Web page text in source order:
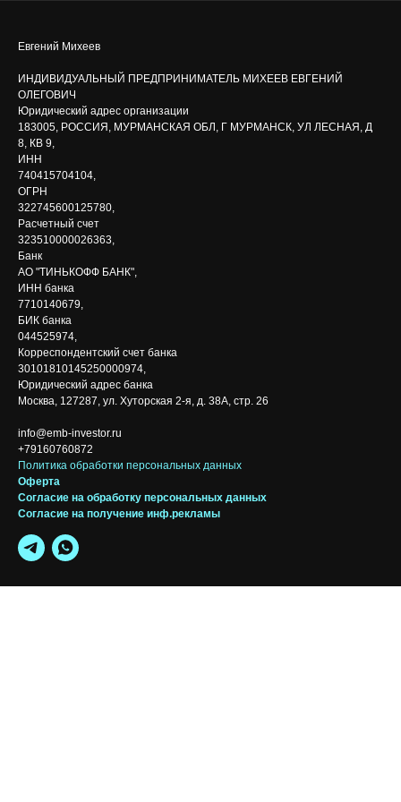
Евгений Михеев
ИНДИВИДУАЛЬНЫЙ ПРЕДПРИНИМАТЕЛЬ МИХЕЕВ ЕВГЕНИЙ
ОЛЕГОВИЧ
Юридический адрес организации
183005, РОССИЯ, МУРМАНСКАЯ ОБЛ, Г МУРМАНСК, УЛ ЛЕСНАЯ, Д
8, КВ 9,
ИНН
740415704104,
ОГРН
322745600125780,
Расчетный счет
323510000026363,
Банк
АО "ТИНЬКОФФ БАНК",
ИНН банка
7710140679,
БИК банка
044525974,
Корреспондентский счет банка
30101810145250000974,
Юридический адрес банка
Москва, 127287, ул. Хуторская 2-я, д. 38А, стр. 26
info@emb-investor.ru
+79160760872
Политика обработки персональных данных
Оферта
Согласие на обработку персональных данных
Согласие на получение инф.рекламы